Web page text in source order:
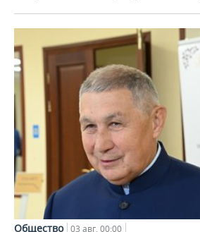
Общество 03 авг, 00:00